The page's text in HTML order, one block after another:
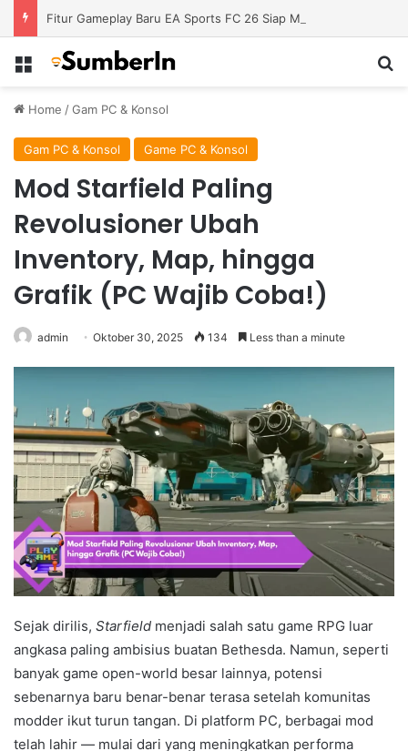
Menu
Home /Gam PC & Konsol
Gam PC & Konsol Game PC & Konsol
Mod Starfield Paling
Revolusioner Ubah
Inventory, Map, hingga
Grafik (PC Wajib Coba!)
admin Oktober 30, 2025 134 Less than a minute
Sejak dirilis, Starfield menjadi salah satu game RPG luar
angkasa paling ambisius buatan Bethesda. Namun, seperti
banyak game open-world besar lainnya, potensi
sebenarnya baru benar-benar terasa setelah komunitas
modder ikut turun tangan. Di platform PC, berbagai mod
telah lahir — mulai dari yang meningkatkan performa